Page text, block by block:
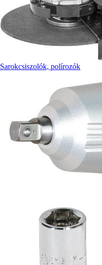
Sarokcsiszolók, polírozók